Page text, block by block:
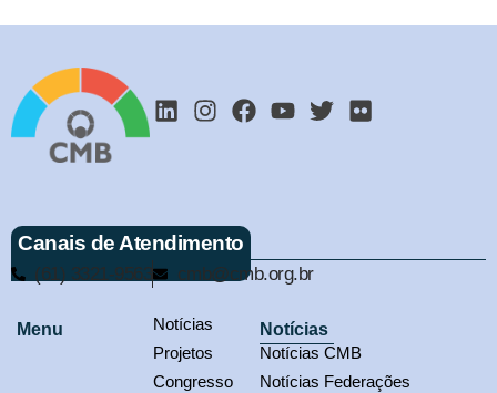
Canais de Atendimento
(61) 3321-9563 cmb@cmb.org.br
Menu
Notícias
Projetos
Congresso
Notícias
Notícias CMB
Notícias Federações